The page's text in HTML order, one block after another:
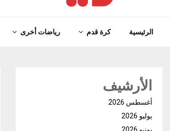
الرئيسية كرة قدم رياضات أخرى
الأرشيف
أغسطس 2026
يوليو 2026
يونيو 2026